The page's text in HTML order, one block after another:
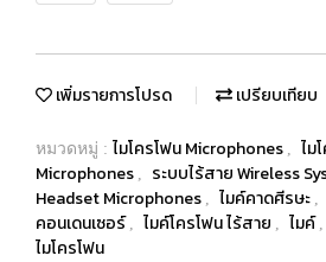
เพิ่มรายการโปรด เปรียบเทียบ
หมวดหมู่ : ไมโครโฟน Microphones , ไม
Microphones , ระบบไร้สาย Wireless
Headset Microphones , ไมค์คาดศีรษะ ,
คอนเดนเซอร์ , ไมค์โครโฟน ไร้สาย , ไมค์ ,
ไมโครโฟน